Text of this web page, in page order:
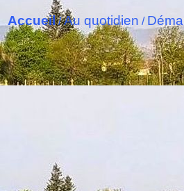
Accueil/Au quotidien /